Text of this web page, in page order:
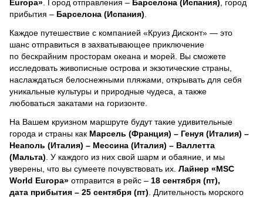
Europa» . Город отправления – Барселона (Испания) , город
прибытия – Барселона (Испания)
Каждое путешествие с компанией «Круиз Дисконт» — это
шанс отправиться в захватывающее приключение
по бескрайним просторам океана и морей. Вы сможете
исследовать живописные острова и экзотические страны,
наслаждаться белоснежными пляжами, открывать для себя
уникальные культуры и природные чудеса, а также
любоваться закатами на горизонте.
На Вашем круизном маршруте будут такие удивительные
города и страны как Марсель (Франция) – Генуя (Италия) –
Неаполь (Италия) – Мессина (Италия) – Валлетта
(Мальта) . У каждого из них свой шарм и обаяние, и мы
уверены, что вы сумеете почувствовать их. Лайнер «MSC
World Europa» отправится в рейс – 18 сентября (пт),
дата прибытия – 25 сентября (пт) . Длительность морского